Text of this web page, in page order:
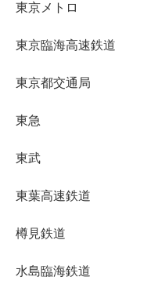
東京メトロ
東京臨海高速鉄道
東京都交通局
東急
東武
東葉高速鉄道
樽見鉄道
水島臨海鉄道